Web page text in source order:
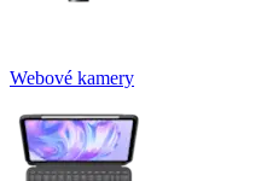
Webové kamery